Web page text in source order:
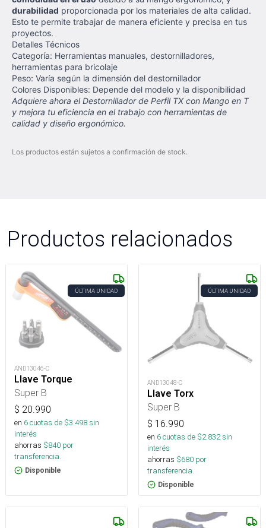
durabilidad proporcionada por los materiales de alta calidad.
Esto te permite trabajar de manera eficiente y precisa en tus
proyectos.
Detalles Técnicos
Categoría: Herramientas manuales, destornilladores,
herramientas para bricolaje
Peso: Varía según la dimensión del destornillador
Colores Disponibles: Depende del modelo y la disponibilidad
Adquiere ahora el Destornillador de Perfil TX con Mango en T
y mejora tu eficiencia en el trabajo con herramientas de
calidad y diseño ergonómico.
Los productos están sujetos a confirmación de stock.
Productos relacionados
ÚLTIMA UNIDAD
AND13046-C
Llave Torque
Super B
$ 20.990
en 6cuotas de $3.498sin
interés
ahorras $840 por
transferencia.
Disponible
ÚLTIMA UNIDAD
AND13048-C
Llave Torx
Super B
$ 16.990
en 6cuotas de $2.832sin
interés
ahorras $680 por
transferencia.
Disponible